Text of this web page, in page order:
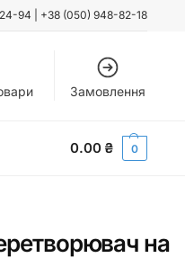
94 +38 (050) 948-82-18
Замовлення
0.00 ₴ 0
на